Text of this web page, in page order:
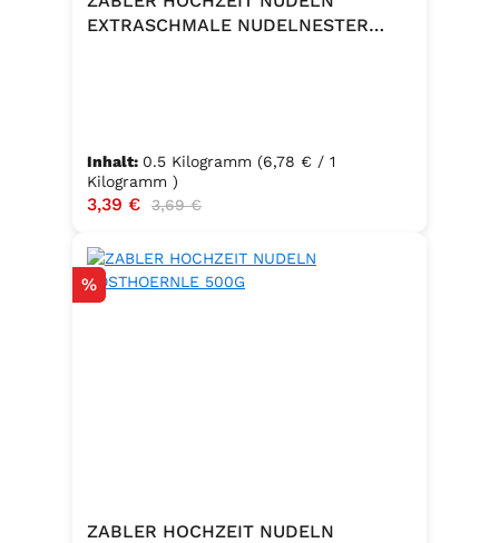
EXTRASCHMALE NUDELNESTER
Inhalt: 0.5 Kilogramm (6,78 € / 1
Kilogramm )
Verkaufspreis:
3,39 € Regulärer Preis:
3,69 €
Rabatt
%
ZABLER HOCHZEIT NUDELN